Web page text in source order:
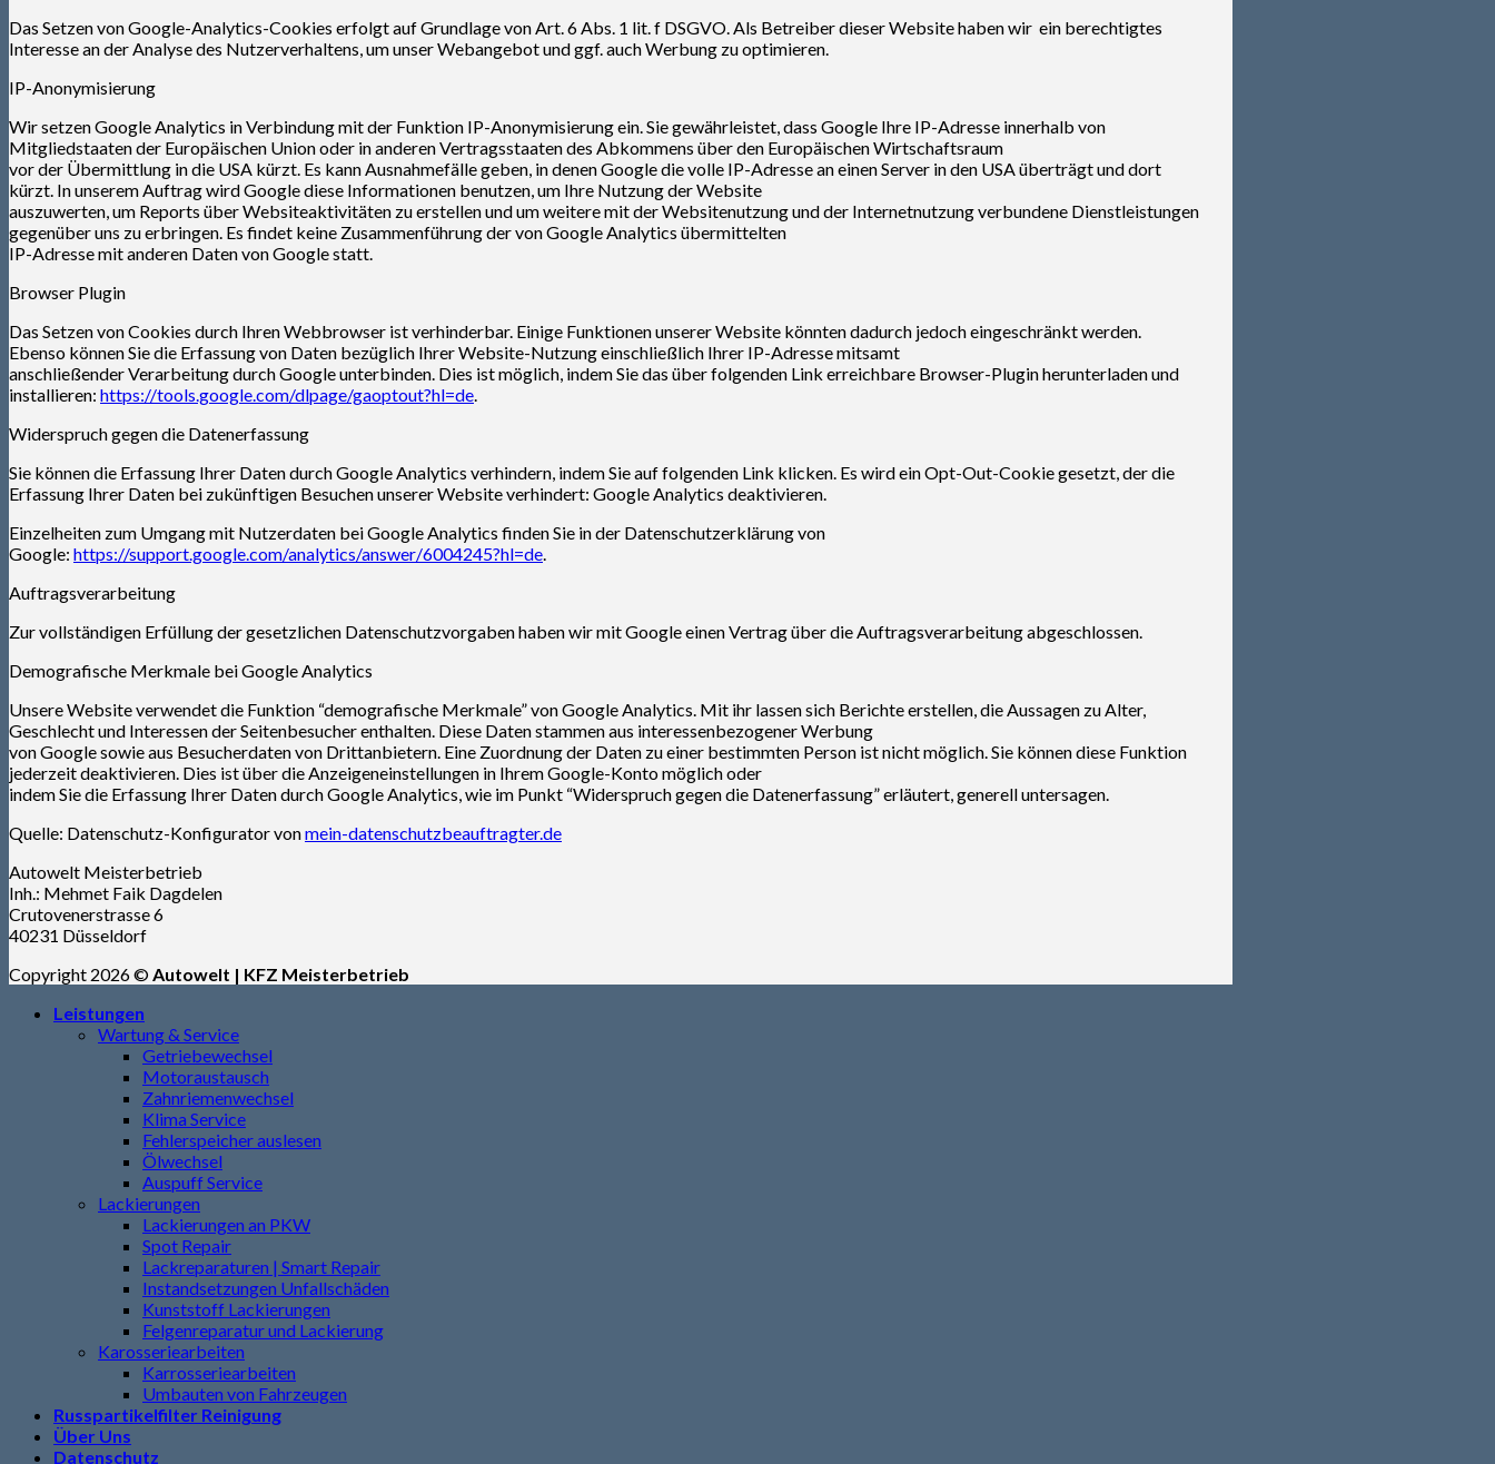
Das Setzen von Google-Analytics-Cookies erfolgt auf Grundlage von Art. 6 Abs. 1 lit. f DSGVO. Als Betreiber dieser Website haben wir ein berechtigtes
Interesse an der Analyse des Nutzerverhaltens, um unser Webangebot und ggf. auch Werbung zu optimieren.
IP-Anonymisierung
Wir setzen Google Analytics in Verbindung mit der Funktion IP-Anonymisierung ein. Sie gewährleistet, dass Google Ihre IP-Adresse innerhalb von
Mitgliedstaaten der Europäischen Union oder in anderen Vertragsstaaten des Abkommens über den Europäischen Wirtschaftsraum
vor der Übermittlung in die USA kürzt. Es kann Ausnahmefälle geben, in denen Google die volle IP-Adresse an einen Server in den USA überträgt und dort
kürzt. In unserem Auftrag wird Google diese Informationen benutzen, um Ihre Nutzung der Website
auszuwerten, um Reports über Websiteaktivitäten zu erstellen und um weitere mit der Websitenutzung und der Internetnutzung verbundene Dienstleistungen
gegenüber uns zu erbringen. Es findet keine Zusammenführung der von Google Analytics übermittelten
IP-Adresse mit anderen Daten von Google statt.
Browser Plugin
Das Setzen von Cookies durch Ihren Webbrowser ist verhinderbar. Einige Funktionen unserer Website könnten dadurch jedoch eingeschränkt werden.
Ebenso können Sie die Erfassung von Daten bezüglich Ihrer Website-Nutzung einschließlich Ihrer IP-Adresse mitsamt
anschließender Verarbeitung durch Google unterbinden. Dies ist möglich, indem Sie das über folgenden Link erreichbare Browser-Plugin herunterladen und
installieren: https://tools.google.com/dlpage/gaoptout?hl=de.
Widerspruch gegen die Datenerfassung
Sie können die Erfassung Ihrer Daten durch Google Analytics verhindern, indem Sie auf folgenden Link klicken. Es wird ein Opt-Out-Cookie gesetzt, der die
Erfassung Ihrer Daten bei zukünftigen Besuchen unserer Website verhindert: Google Analytics deaktivieren.
Einzelheiten zum Umgang mit Nutzerdaten bei Google Analytics finden Sie in der Datenschutzerklärung von
Google: https://support.google.com/analytics/answer/6004245?hl=de.
Auftragsverarbeitung
Zur vollständigen Erfüllung der gesetzlichen Datenschutzvorgaben haben wir mit Google einen Vertrag über die Auftragsverarbeitung abgeschlossen.
Demografische Merkmale bei Google Analytics
Unsere Website verwendet die Funktion “demografische Merkmale” von Google Analytics. Mit ihr lassen sich Berichte erstellen, die Aussagen zu Alter,
Geschlecht und Interessen der Seitenbesucher enthalten. Diese Daten stammen aus interessenbezogener Werbung
von Google sowie aus Besucherdaten von Drittanbietern. Eine Zuordnung der Daten zu einer bestimmten Person ist nicht möglich. Sie können diese Funktion
jederzeit deaktivieren. Dies ist über die Anzeigeneinstellungen in Ihrem Google-Konto möglich oder
indem Sie die Erfassung Ihrer Daten durch Google Analytics, wie im Punkt “Widerspruch gegen die Datenerfassung” erläutert, generell untersagen.
Quelle: Datenschutz-Konfigurator vonmein-datenschutzbeauftragter.de
Autowelt Meisterbetrieb
Inh.: Mehmet Faik Dagdelen
Crutovenerstrasse 6
40231 Düsseldorf
Copyright 2026 ©Autowelt | KFZ Meisterbetrieb
Leistungen
Wartung & Service
Getriebewechsel
Motoraustausch
Zahnriemenwechsel
Klima Service
Fehlerspeicher auslesen
Ölwechsel
Auspuff Service
Lackierungen
Lackierungen an PKW
Spot Repair
Lackreparaturen | Smart Repair
Instandsetzungen Unfallschäden
Kunststoff Lackierungen
Felgenreparatur und Lackierung
Karosseriearbeiten
Karrosseriearbeiten
Umbauten von Fahrzeugen
Russpartikelfilter Reinigung
Über Uns
Datenschutz